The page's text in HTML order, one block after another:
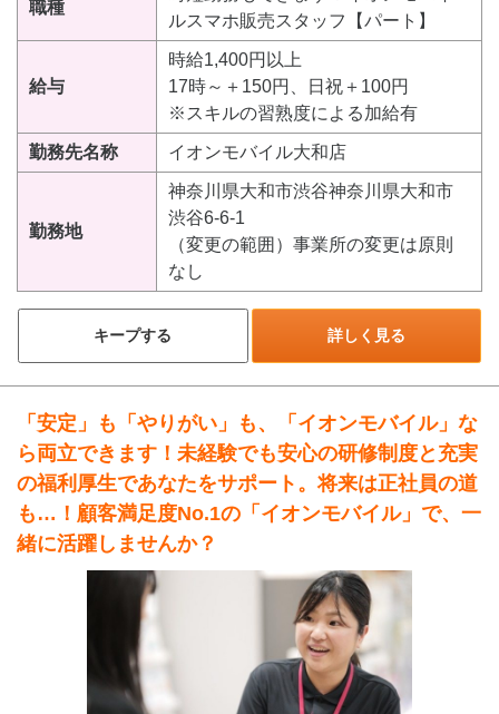
職種
ルスマホ販売スタッフ【パート】
給与
時給1,400円以上
17時～＋150円、日祝＋100円
※スキルの習熟度による加給有
勤務先名称 イオンモバイル大和店
勤務地
神奈川県大和市渋谷神奈川県大和市
渋谷6-6-1
（変更の範囲）事業所の変更は原則
なし
キープする 詳しく見る
「安定」も「やりがい」も、「イオンモバイル」な
ら両立できます！未経験でも安心の研修制度と充実
の福利厚生であなたをサポート。将来は正社員の道
も…！顧客満足度No.1の「イオンモバイル」で、一
緒に活躍しませんか？